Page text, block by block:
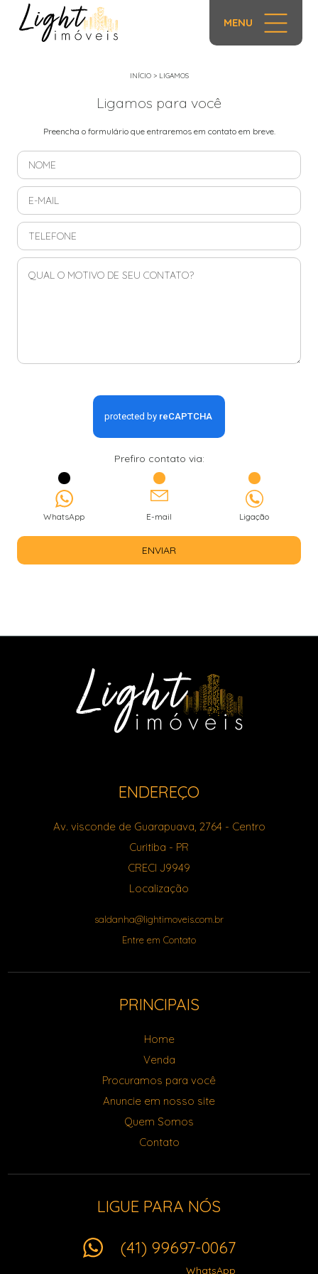
MENU
INÍCIO> LIGAMOS
Ligamos para você
Preencha o formulário que entraremos em contato em breve.
Prefiro contato via:
WhatsApp E-mail Ligação
ENVIAR
ENDEREÇO
Av. visconde de Guarapuava, 2764- Centro
Curitiba - PR
CRECI J9949
Localização
saldanha@lightimoveis.com.br
Entre em Contato
PRINCIPAIS
Home
Venda
Procuramos para você
Anuncie em nosso site
Quem Somos
Contato
LIGUE PARA NÓS
(41) 99697-0067
WhatsApp